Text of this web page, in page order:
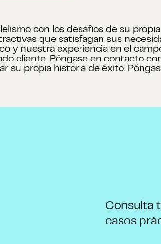
con los desafíos de su propia
que satisfagan sus
y nuestra experiencia en el
cliente. Póngase en contacto
su propia historia de éxito.
Consulta
casos